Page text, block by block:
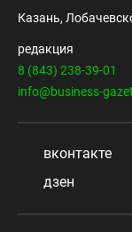
Казань,
редакция
8 (843) 238-39-01
info@business-
вконтакте
дзен